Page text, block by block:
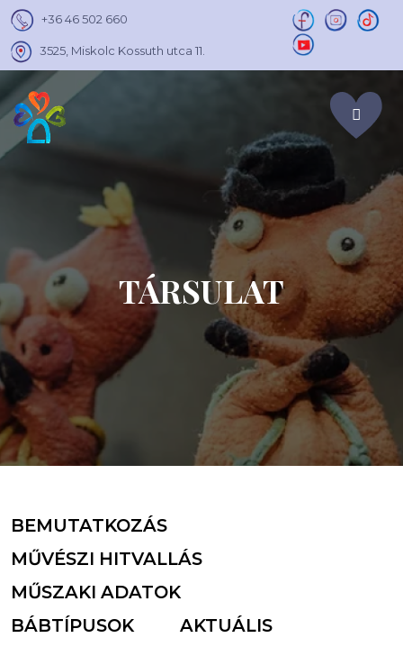
+36 46 502 660
3525, Miskolc Kossuth utca 11.
TÁRSULAT
BEMUTATKOZÁS
MŰVÉSZI HITVALLÁS
MŰSZAKI ADATOK
BÁBTÍPUSOK
AKTUÁLIS